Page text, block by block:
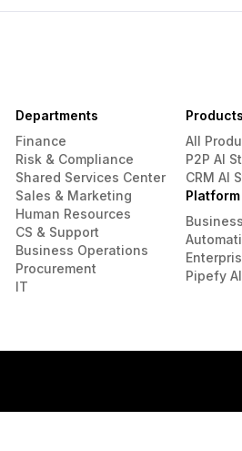
Departments
Finance
Risk & Compliance
Shared Services Center
Sales & Marketing
Human Resources
CS & Support
Business Operations
Procurement
IT
Products
All
P2P AI
CRM AI
Platform
Pipefy AI